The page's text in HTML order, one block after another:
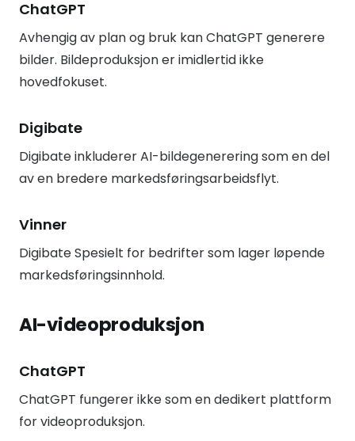
ChatGPT
Avhengig av plan og bruk kan ChatGPT generere
bilder. Bildeproduksjon er imidlertid ikke
hovedfokuset.
Digibate
Digibate inkluderer AI-bildegenerering som en del
av en bredere markedsføringsarbeidsflyt.
Vinner
Digibate Spesielt for bedrifter som lager løpende
markedsføringsinnhold.
AI-videoproduksjon
ChatGPT
ChatGPT fungerer ikke som en dedikert plattform
for videoproduksjon.